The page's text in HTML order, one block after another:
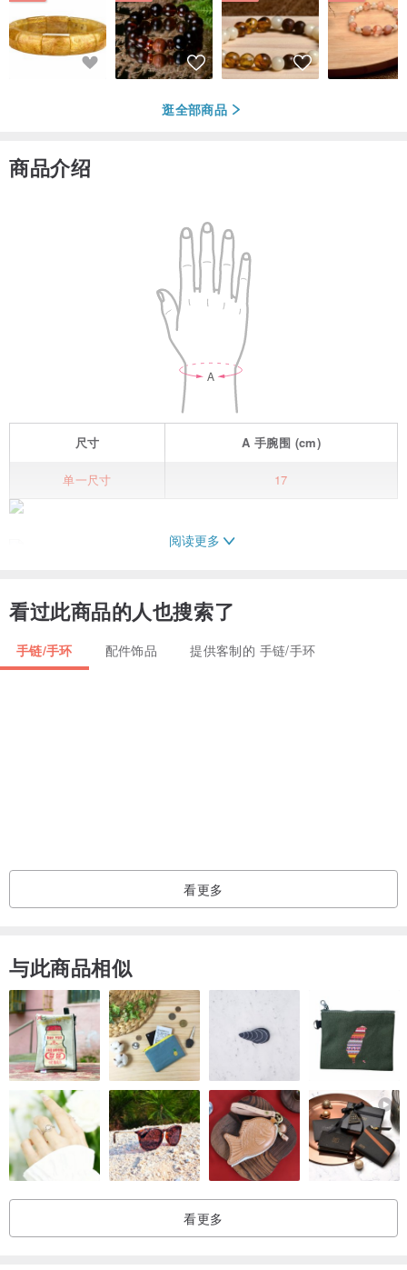
逛全部商品
商品介绍
尺寸 A手腕围 (cm)
单一尺寸 17
阅读更多
看过此商品的人也搜索了
手链/手环 配件饰品 提供客制的 手链/手环
看更多
与此商品相似
看更多